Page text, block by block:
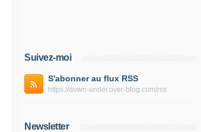
Suivez-moi
S'abonner au flux RSS
https://down-under.over-blog.com/rss
Newsletter